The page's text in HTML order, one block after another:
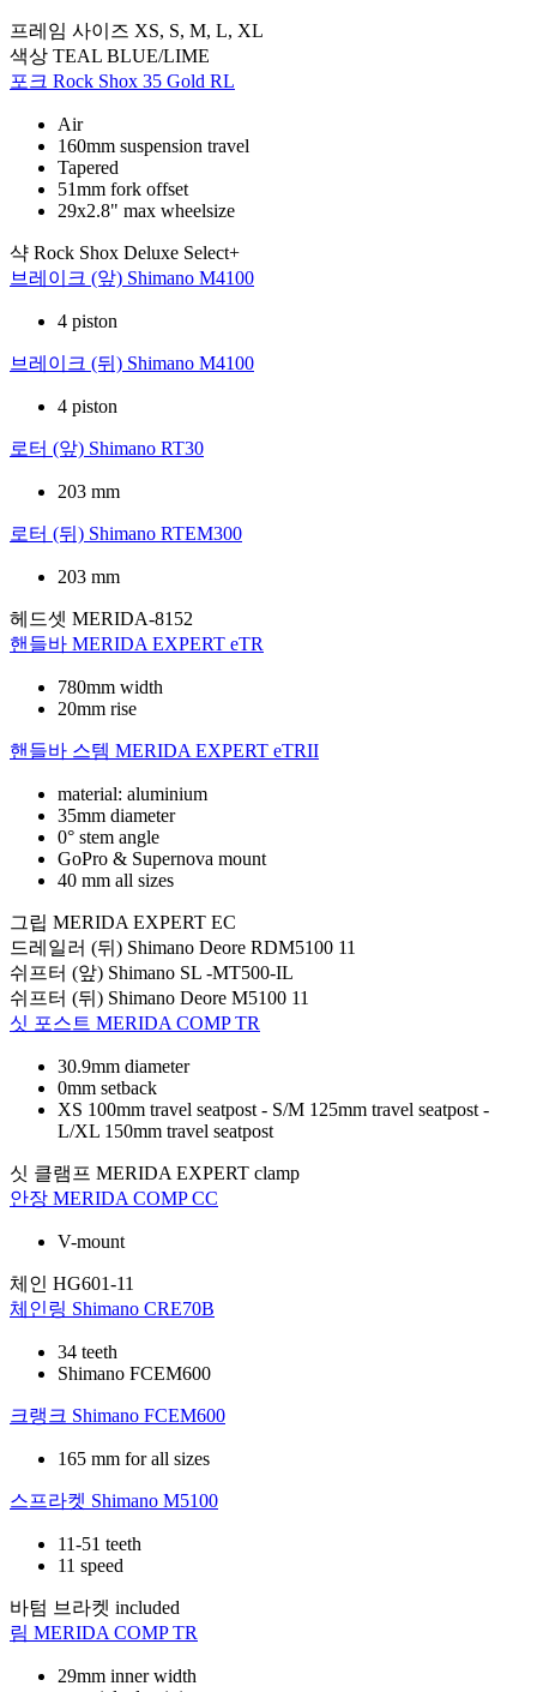
프레임 사이즈 XS, S, M, L, XL
색상 TEAL BLUE/LIME
포크 Rock Shox 35 Gold RL
Air
160mm suspension travel
Tapered
51mm fork offset
29x2.8" max wheelsize
샥 Rock Shox Deluxe Select+
브레이크 (앞) Shimano M4100
4 piston
브레이크 (뒤) Shimano M4100
4 piston
로터 (앞) Shimano RT30
203 mm
로터 (뒤) Shimano RTEM300
203 mm
헤드셋 MERIDA-8152
핸들바 MERIDA EXPERT eTR
780mm width
20mm rise
핸들바 스템 MERIDA EXPERT eTRII
material: aluminium
35mm diameter
0° stem angle
GoPro & Supernova mount
40 mm all sizes
그립 MERIDA EXPERT EC
드레일러 (뒤) Shimano Deore RDM5100 11
쉬프터 (앞) Shimano SL -MT500-IL
쉬프터 (뒤) Shimano Deore M5100 11
싯 포스트 MERIDA COMP TR
30.9mm diameter
0mm setback
XS 100mm travel seatpost - S/M 125mm travel seatpost -
L/XL 150mm travel seatpost
싯 클램프 MERIDA EXPERT clamp
안장 MERIDA COMP CC
V-mount
체인 HG601-11
체인링 Shimano CRE70B
34 teeth
Shimano FCEM600
크랭크 Shimano FCEM600
165 mm for all sizes
스프라켓 Shimano M5100
11-51 teeth
11 speed
바텀 브라켓 included
림 MERIDA COMP TR
29mm inner width